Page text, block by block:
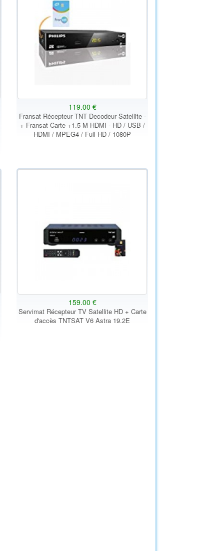
119.00 €
Fransat Récepteur TNT Decodeur Satellite -
+ Fransat Carte +1.5 M HDMI - HD / USB /
HDMI / MPEG4 / Full HD / 1080P
159.00 €
Servimat Récepteur TV Satellite HD + Carte
d'accès TNTSAT V6 Astra 19.2E